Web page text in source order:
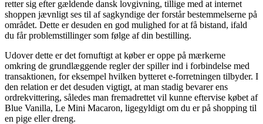
retter sig efter gældende dansk lovgivning, tillige med at internet
shoppen jævnligt ses til af sagkyndige der forstår bestemmelserne på
området. Dette er desuden en god mulighed for at få bistand, ifald
du får problemstillinger som følge af din bestilling.
Udover dette er det fornuftigt at køber er oppe på mærkerne
omkring de grundlæggende regler der spiller ind i forbindelse med
transaktionen, for eksempel hvilken bytteret e-forretningen tilbyder. I
den relation er det desuden vigtigt, at man stadig bevarer ens
ordrekvittering, således man fremadrettet vil kunne eftervise købet af
Blue Vanilla, Le Mini Macaron, ligegyldigt om du er på shopping til
en pige eller dreng.